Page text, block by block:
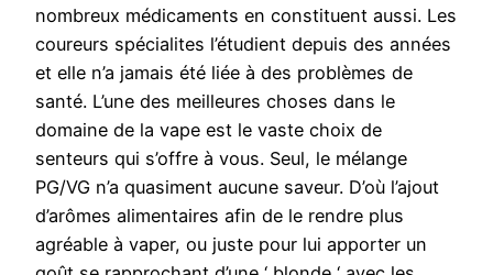
nombreux médicaments en constituent aussi. Les
coureurs spécialites l’étudient depuis des années
et elle n’a jamais été liée à des problèmes de
santé. L’une des meilleures choses dans le
domaine de la vape est le vaste choix de
senteurs qui s’offre à vous. Seul, le mélange
PG/VG n’a quasiment aucune saveur. D’où l’ajout
d’arômes alimentaires afin de le rendre plus
agréable à vaper, ou juste pour lui apporter un